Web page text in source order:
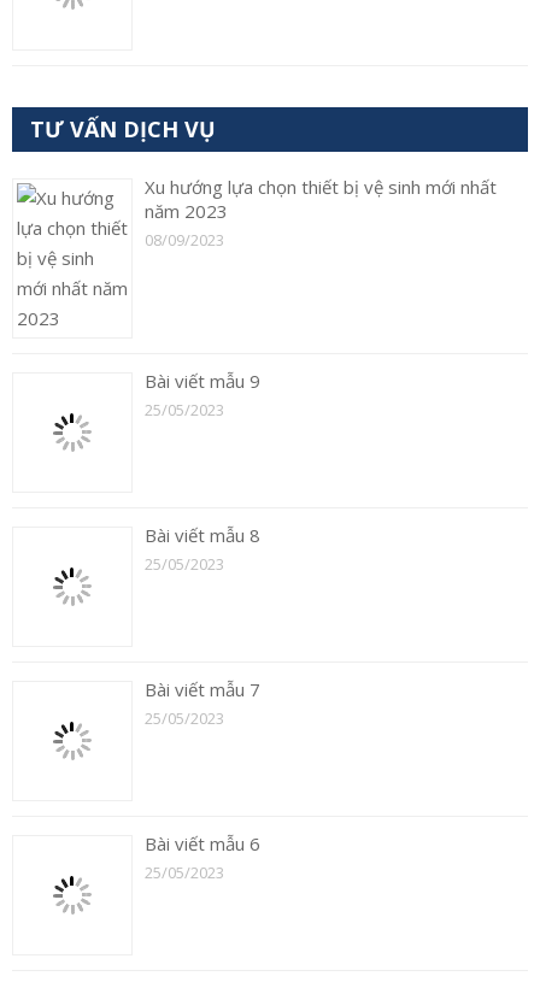
TƯ VẤN DỊCH VỤ
Xu hướng lựa chọn thiết bị vệ sinh mới nhất
năm 2023
08/09/2023
Bài viết mẫu 9
25/05/2023
Bài viết mẫu 8
25/05/2023
Bài viết mẫu 7
25/05/2023
Bài viết mẫu 6
25/05/2023